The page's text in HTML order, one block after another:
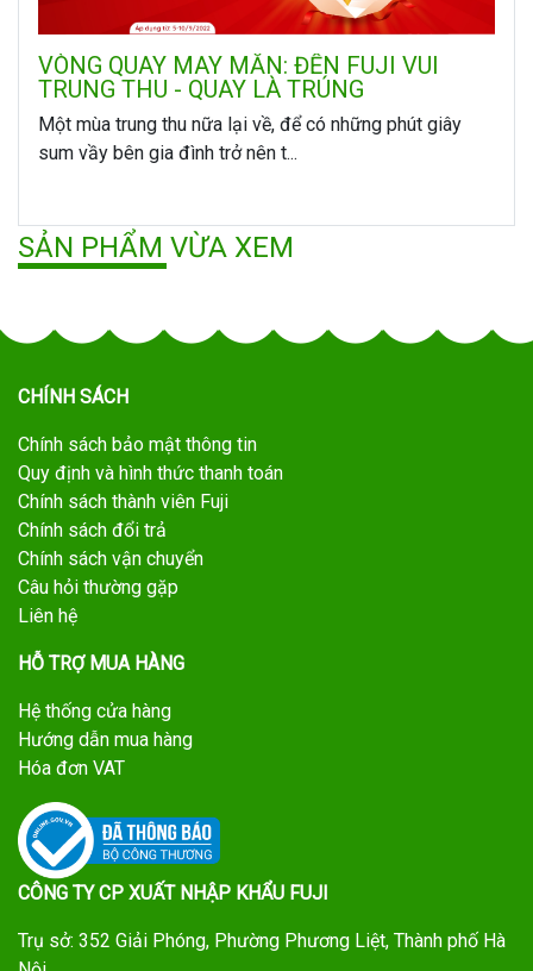
VÒNG QUAY MAY MẮN: ĐẾN FUJI VUI
TRUNG THU - QUAY LÀ TRÚNG
Một mùa trung thu nữa lại về, để có những phút giây
sum vầy bên gia đình trở nên t...
SẢN PHẨM VỪA XEM
CHÍNH SÁCH
Chính sách bảo mật thông tin
Quy định và hình thức thanh toán
Chính sách thành viên Fuji
Chính sách đổi trả
Chính sách vận chuyển
Câu hỏi thường gặp
Liên hệ
HỖ TRỢ MUA HÀNG
Hệ thống cửa hàng
Hướng dẫn mua hàng
Hóa đơn VAT
CÔNG TY CP XUẤT NHẬP KHẨU FUJI
Trụ sở: 352 Giải Phóng, Phường Phương Liệt, Thành phố Hà